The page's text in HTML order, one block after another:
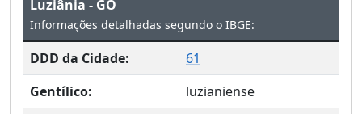
Luziânia - GO
Informações detalhadas segundo o IBGE:
DDD da Cidade:
61
Gentílico:
luzianiense